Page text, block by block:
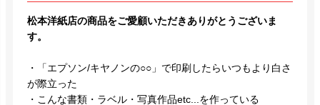
松本洋紙店の商品をご愛顧いただきありがとうございま
す。
・「エプソン/キヤノンの○○」で印刷したらいつもより白さ
が際立った
・こんな書類・ラベル・写真作品etc...を作っている